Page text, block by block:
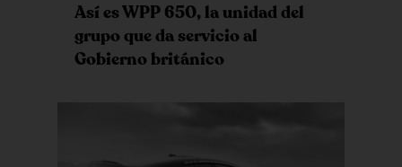
Así es WPP 650, la unidad del
grupo que da servicio al
Gobierno británico